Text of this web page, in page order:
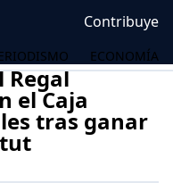
Contribuye
ECONOMÍA
Regal
el Caja
tras ganar